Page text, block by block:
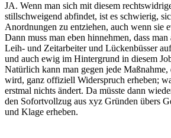
JA. Wenn man sich mit diesem
stillschweigend abfindet, ist es schwierig,
Anordnungen zu entziehen, auch wenn sie
Dann muss man eben hinnehmen, dass
Leih- und Zeitarbeiter und Lückenbüsser
und auch ewig im Hintergrund in diesem
Natürlich kann man gegen jede
wird, ganz offiziell Widerspruch erheben;
erstmal nichts ändert. Da müsste dann
den Sofortvollzug aus xyz Gründen übers
und Klage erheben.